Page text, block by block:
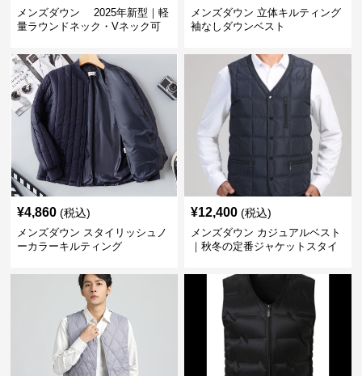
メンズダウン 2025年新型｜軽
量ラウンドネック・Vネック可
メンズダウン 立体キルティング
袖なしダウンベスト
¥4,860 (税込)
メンズダウン スタイリッシュノ
ーカラーキルティング
¥12,400 (税込)
メンズダウン カジュアルベスト
｜秋冬の定番ジャケットスタイ